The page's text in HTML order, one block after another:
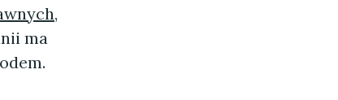
,
ma